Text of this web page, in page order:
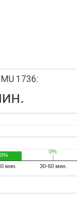
1736:
мин. 30-60 мин.
0%
0%